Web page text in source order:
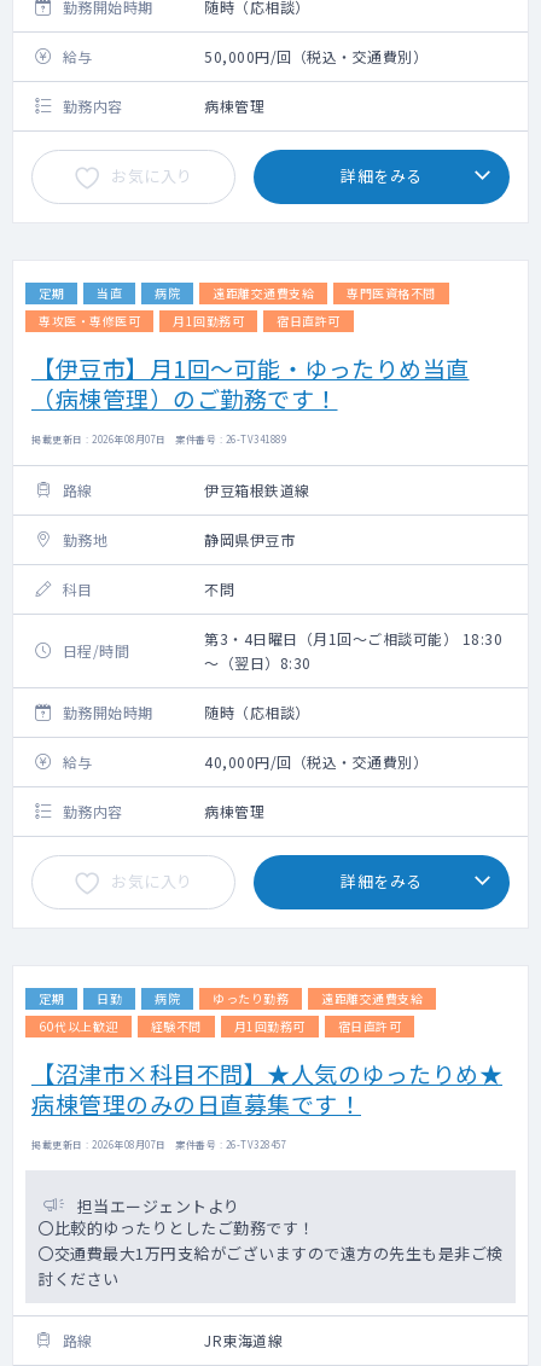
勤務開始時期 随時（応相談）
給与 50,000円/回（税込・交通費別）
勤務内容 病棟管理
お気に入り 詳細をみる
定期 当直 病院 遠距離交通費支給
専門医資格不問
専攻医・専修医可
月1回勤務可 宿日直許可
【伊豆市】月1回～可能・ゆったりめ当直
（病棟管理）のご勤務です！
掲載更新日 : 2026年08月07日 案件番号 : 26-TV341889
路線 伊豆箱根鉄道線
勤務地 静岡県伊豆市
科目 不問
日程/時間
第3・4日曜日（月1回～ご相談可能） 18:30
～（翌日）8:30
勤務開始時期 随時（応相談）
給与 40,000円/回（税込・交通費別）
勤務内容 病棟管理
お気に入り 詳細をみる
定期 日勤 病院 ゆったり勤務
遠距離交通費支給
60代以上歓迎
経験不問 月1回勤務可 宿日直許可
【沼津市×科目不問】★人気のゆったりめ★
病棟管理のみの日直募集です！
掲載更新日 : 2026年08月07日 案件番号 : 26-TV328457
担当エージェントより
〇比較的ゆったりとしたご勤務です！
〇交通費最大1万円支給がございますので遠方の先生も是非ご検
討ください
路線 JR東海道線